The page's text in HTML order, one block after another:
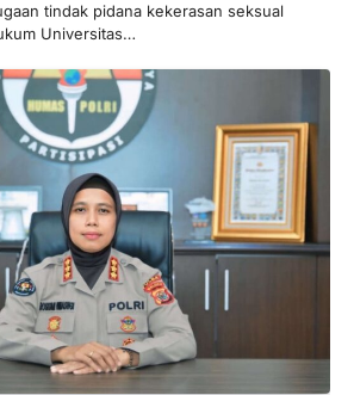
tindak pidana kekerasan seksual
Universitas…